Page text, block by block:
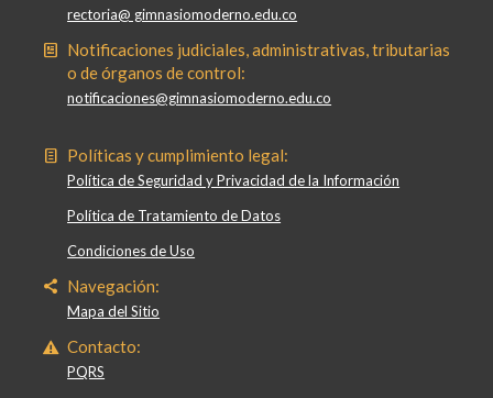
rectoria@ gimnasiomoderno.edu.co
Notificaciones judiciales, administrativas, tributarias
o de órganos de control:
notificaciones@gimnasiomoderno.edu.co
Políticas y cumplimiento legal:
Política de Seguridad y Privacidad de la Información
Política de Tratamiento de Datos
Condiciones de Uso
Navegación:
Mapa del Sitio
Contacto:
PQRS